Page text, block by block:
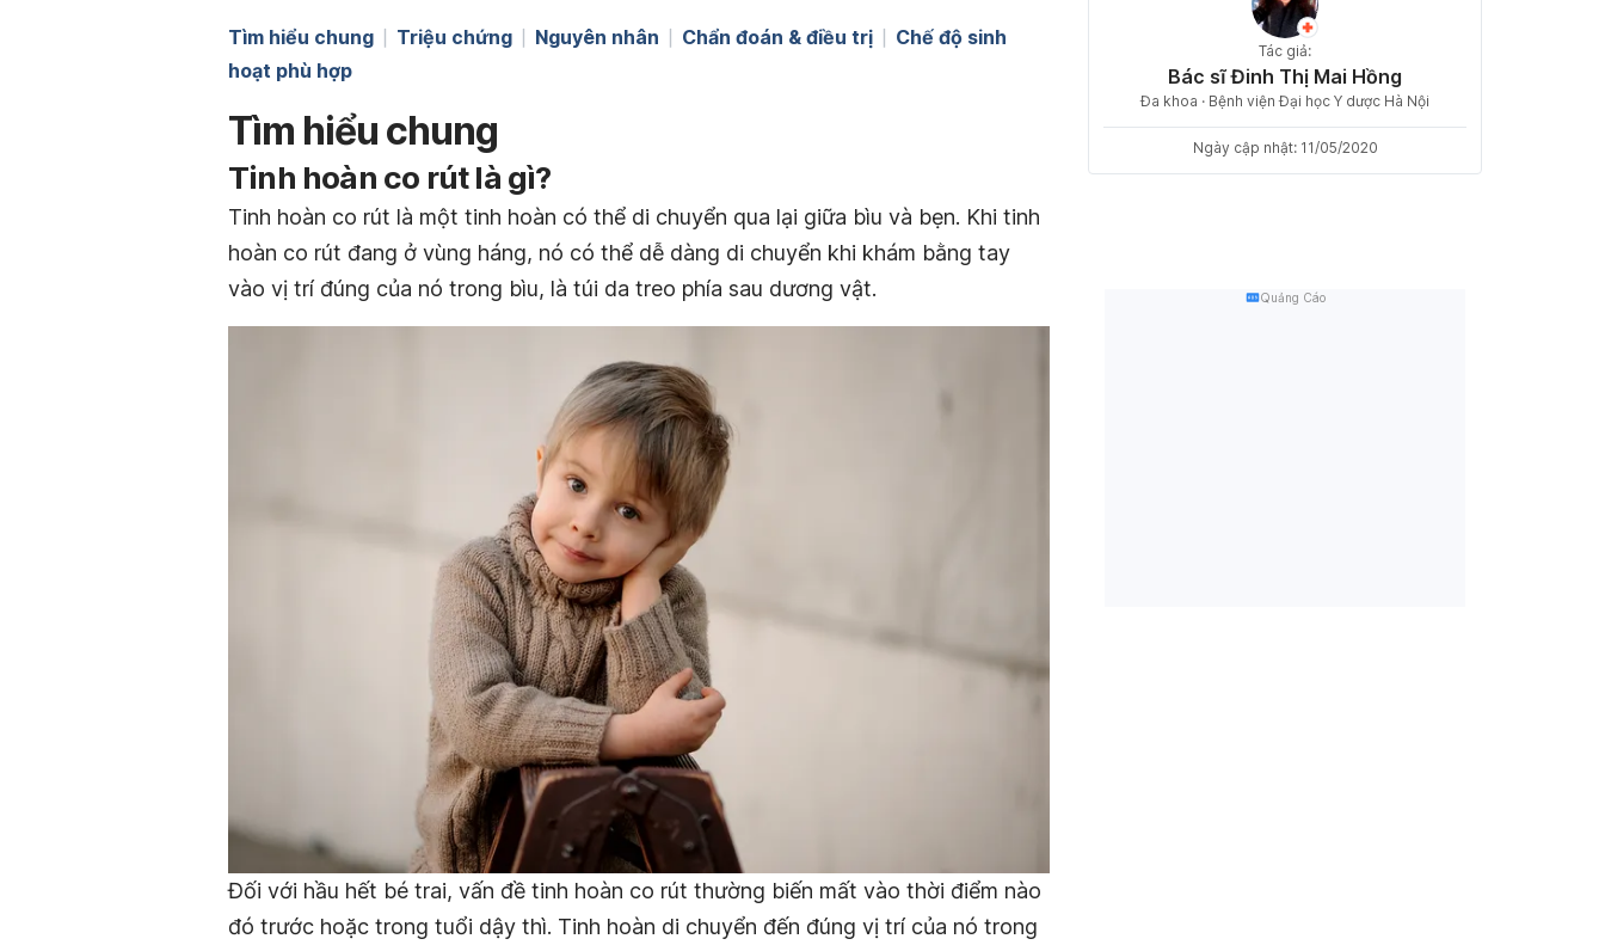
Tìm hiểu chung Triệu chứng Nguyên nhân Chẩn đoán & điều trị
Chế độ sinh
hoạt phù hợp
Tìm hiểu chung
Tinh hoàn co rút là gì?
Tinh hoàn co rút là một tinh hoàn có thể di chuyển qua lại giữa bìu và bẹn. Khi tinh
hoàn co rút đang ở vùng háng, nó có thể dễ dàng di chuyển khi khám bằng tay
vào vị trí đúng của nó trong bìu, là túi da treo phía sau dương vật.
Đối với hầu hết bé trai, vấn đề tinh hoàn co rút thường biến mất vào thời điểm nào
đó trước hoặc trong tuổi dậy thì. Tinh hoàn di chuyển đến đúng vị trí của nó trong
Tác giả:
Bác sĩ Đinh Thị Mai Hồng
Đa khoa · Bệnh viện Đại học Y dược Hà Nội
Ngày cập nhật: 11/05/2020
Quảng Cáo